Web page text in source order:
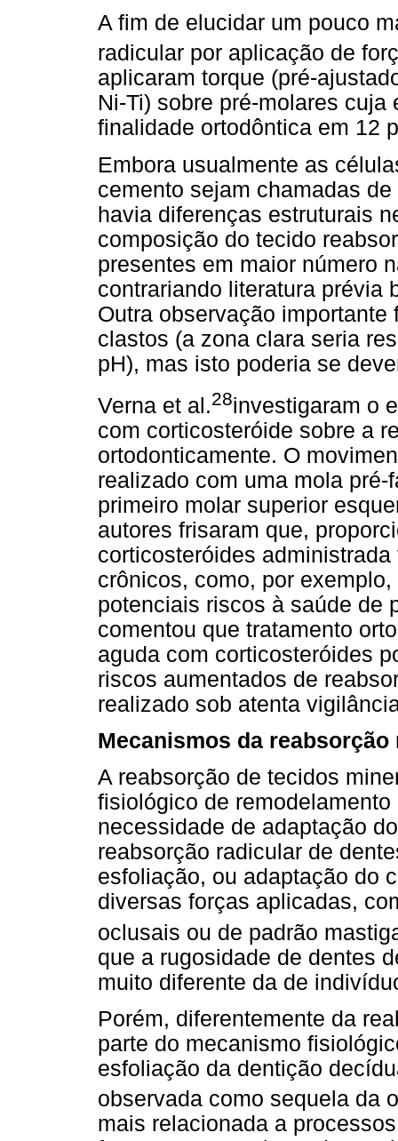
A fim de elucidar um pouco
radicular por aplicação de
aplicaram torque (pré-
Ni-Ti) sobre pré-molares
finalidade ortodôntica em 12
Embora usualmente as
cemento sejam chamadas
havia diferenças estruturais
composição do tecido
presentes em maior número
contrariando literatura prévia
Outra observação
clastos (a zona clara seria
pH), mas isto poderia se
Verna et al.28investigaram o
com corticosteróide sobre a
ortodonticamente. O
realizado com uma mola
primeiro molar superior
autores frisaram que,
corticosteróides
crônicos, como, por
potenciais riscos à saúde de
comentou que tratamento
aguda com corticosteróides
riscos aumentados de
realizado sob atenta
Mecanismos da reabsorção
A reabsorção de tecidos
fisiológico de
necessidade de adaptação
reabsorção radicular de
esfoliação, ou adaptação do
diversas forças aplicadas,
oclusais ou de padrão
que a rugosidade de dentes
muito diferente da de
Porém, diferentemente da
parte do mecanismo
esfoliação da dentição
observada como sequela da
mais relacionada a